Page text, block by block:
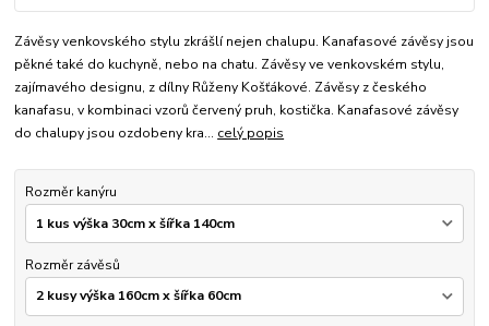
Závěsy venkovského stylu zkrášlí nejen chalupu. Kanafasové závěsy jsou
pěkné také do kuchyně, nebo na chatu. Závěsy ve venkovském stylu,
zajímavého designu, z dílny Růženy Košťákové. Závěsy z českého
kanafasu, v kombinaci vzorů červený pruh, kostička. Kanafasové závěsy
do chalupy jsou ozdobeny kra... celý popis
Rozměr kanýru
Rozměr závěsů